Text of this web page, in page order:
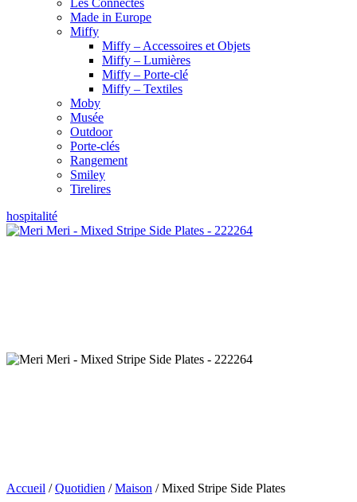
Les Connectés
Made in Europe
Miffy
Miffy – Accessoires et Objets
Miffy – Lumières
Miffy – Porte-clé
Miffy – Textiles
Moby
Musée
Outdoor
Porte-clés
Rangement
Smiley
Tirelires
hospitalité
Accueil /Quotidien /Maison / Mixed Stripe Side Plates